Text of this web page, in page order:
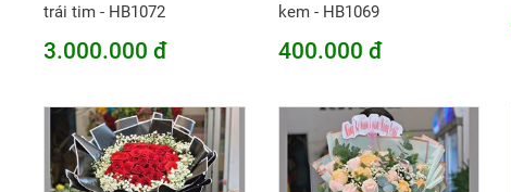
trái tim - HB1072
3.000.000 đ
kem - HB1069
400.000 đ